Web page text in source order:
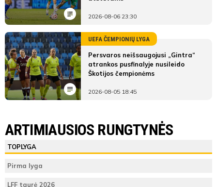
2026-08-06 23:30
UEFA ČEMPIONIŲ LYGA
Persvaros neišsaugojusi „Gintra“
atrankos pusfinalyje nusileido
Škotijos čempionėms
2026-08-05 18:45
BFA
Žalgiris B
FK Žalgiris B
6
Jurij Filipovič
Visagino BFA
Pirmas
ARTIMIAUSIOS RUNGTYNĖS
TOPLYGA
Pirma lyga
LFF taurė 2026